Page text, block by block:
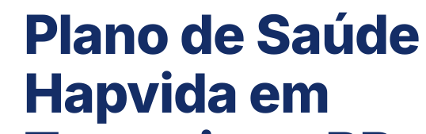
Plano de Saúde
Hapvida em